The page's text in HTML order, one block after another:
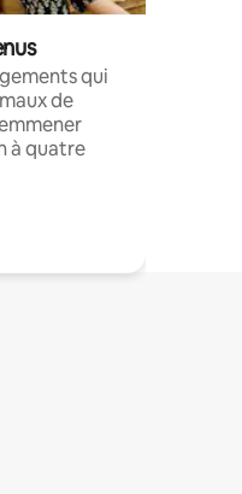
qui
de
à quatre